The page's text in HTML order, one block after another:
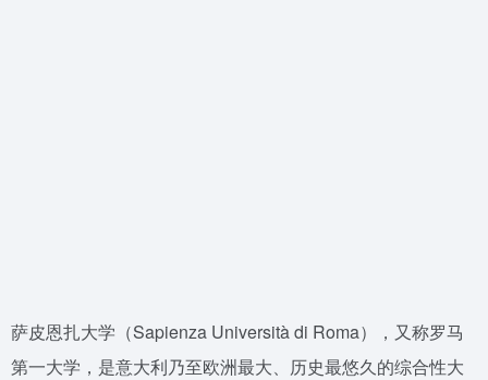
萨皮恩扎大学（Sapienza Università di Roma），又称罗马
第一大学，是意大利乃至欧洲最大、历史最悠久的综合性大